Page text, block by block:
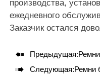
производства,
ежедневного
Заказчик остался
 Предыдущая:Ремни
 Следующая:Ремни